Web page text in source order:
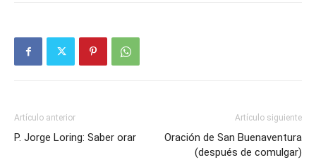
Artículo anterior
P. Jorge Loring: Saber orar
Artículo siguiente
Oración de San Buenaventura
(después de comulgar)